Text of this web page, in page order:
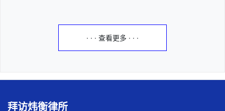
· · · 查看更多 · · ·
拜访炜衡律所